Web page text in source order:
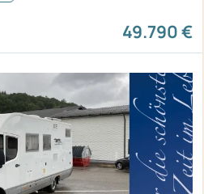
49.790 €